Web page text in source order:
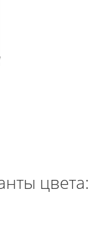
цвета: